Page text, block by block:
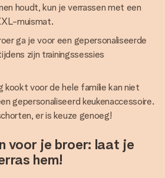
houdt, kun je verrassen met een
muismat.
ga je voor een gepersonaliseerde
zijn trainingssessies
kookt voor de hele familie kan niet
gepersonaliseerd keukenaccessoire.
er is keuze genoeg!
voor je broer: laat je
hem!